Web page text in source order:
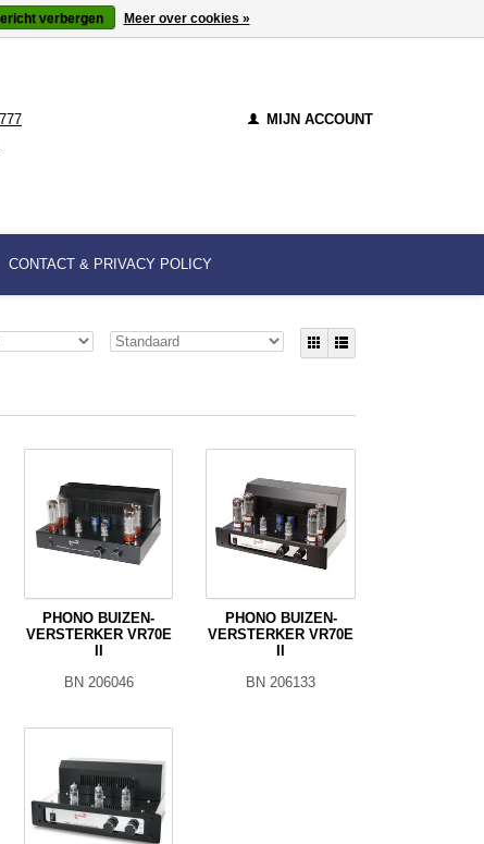
MIJN ACCOUNT
CONTACT & PRIVACY POLICY
PHONO BUIZEN-
VERSTERKER VR70E
II
BN 206046
PHONO BUIZEN-
VERSTERKER VR70E
II
BN 206133
verbergen Meer over cookies »